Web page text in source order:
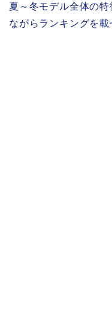
夏～冬モデル全体の
ながらランキングを載